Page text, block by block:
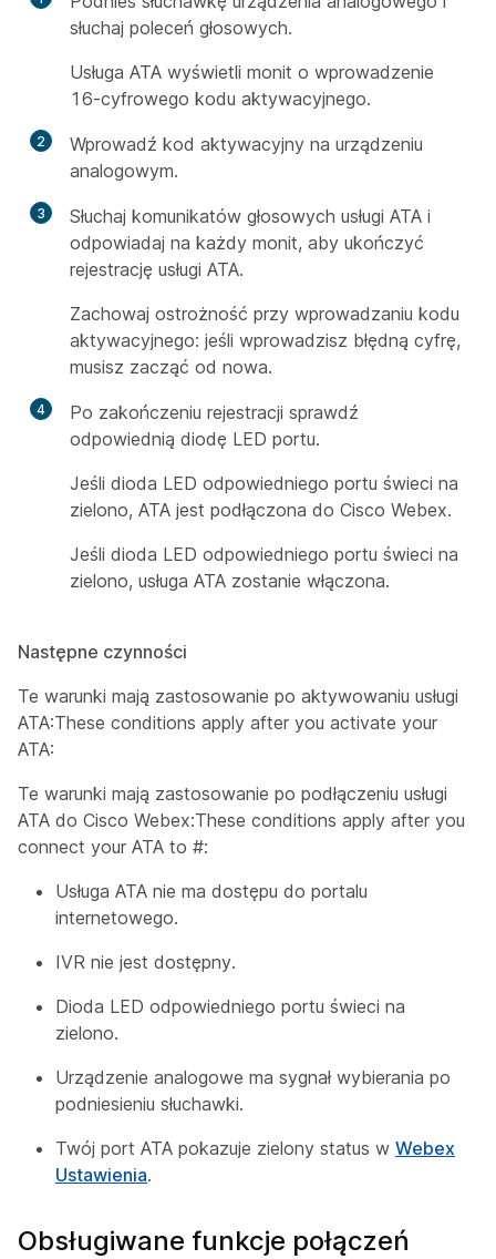
słuchaj poleceń głosowych.
Usługa ATA wyświetli monit o wprowadzenie
16-cyfrowego kodu aktywacyjnego.
2
Wprowadź kod aktywacyjny na urządzeniu
analogowym.
3
Słuchaj komunikatów głosowych usługi ATA i
odpowiadaj na każdy monit, aby ukończyć
rejestrację usługi ATA.
Zachowaj ostrożność przy wprowadzaniu kodu
aktywacyjnego: jeśli wprowadzisz błędną cyfrę,
musisz zacząć od nowa.
4
Po zakończeniu rejestracji sprawdź
odpowiednią diodę LED portu.
Jeśli dioda LED odpowiedniego portu świeci na
zielono, ATA jest podłączona do Cisco Webex.
Jeśli dioda LED odpowiedniego portu świeci na
zielono, usługa ATA zostanie włączona.
Następne czynności
Te warunki mają zastosowanie po aktywowaniu usługi
ATA:These conditions apply after you activate your
ATA:
Te warunki mają zastosowanie po podłączeniu usługi
ATA do Cisco Webex:These conditions apply after you
connect your ATA to #:
Usługa ATA nie ma dostępu do portalu
internetowego.
IVR nie jest dostępny.
Dioda LED odpowiedniego portu świeci na
zielono.
Urządzenie analogowe ma sygnał wybierania po
podniesieniu słuchawki.
Twój port ATA pokazuje zielony status w Webex
Ustawienia.
Obsługiwane funkcje połączeń